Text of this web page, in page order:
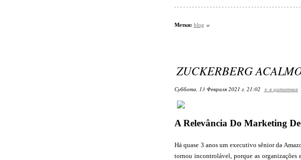
Метки: blog
ZUCKERBERG
Суббота, 13 Февраля 2021 г. 21:02 + в цитатник
A Relevância Do Marketing
Há quase 3 anos um executivo sênior da
tornou incontrolável, porque as organizações